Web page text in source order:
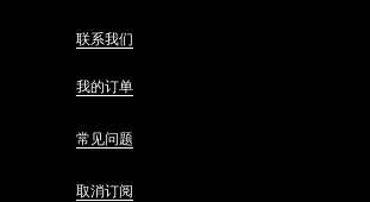
联系我们
我的订单
常见问题
取消订阅